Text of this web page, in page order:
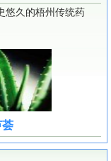
悠久的梧州传统药
荟